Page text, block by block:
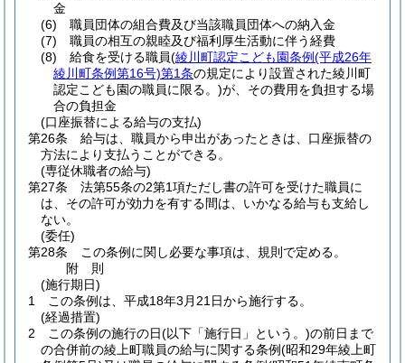
金
(6)
職員団体の組合費及び当該職員団体への納入金
(7)
職員の相互の親睦及び福利厚生活動に伴う経費
(8)
給食を受ける職員(綾川町認定こども園条例(平成26年
綾川町条例第16号)第1条の規定により設置された綾川町
認定こども園の職員に限る。)が、その費用を負担する場
合の負担金
(口座振替による給与の支払)
第26条
給与は、職員から申出があったときは、口座振替の
方法により支払うことができる。
(専従休職者の給与)
第27条
法第55条の2第1項ただし書の許可を受けた職員に
は、その許可が効力を有する間は、いかなる給与も支給し
ない。
(委任)
第28条
この条例に関し必要な事項は、規則で定める。
附 則
(施行期日)
1
この条例は、平成18年3月21日から施行する。
(経過措置)
2
この条例の施行の日(以下「施行日」という。)の前日まで
の合併前の綾上町職員の給与に関する条例(昭和29年綾上町